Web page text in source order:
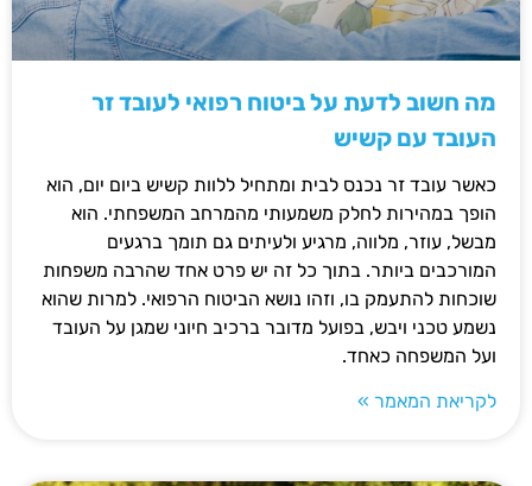
מה חשוב לדעת על ביטוח רפואי לעובד זר
העובד עם קשיש
כאשר עובד זר נכנס לבית ומתחיל ללוות קשיש ביום יום, הוא
הופך במהירות לחלק משמעותי מהמרחב המשפחתי. הוא
מבשל, עוזר, מלווה, מרגיע ולעיתים גם תומך ברגעים
המורכבים ביותר. בתוך כל זה יש פרט אחד שהרבה משפחות
שוכחות להתעמק בו, וזהו נושא הביטוח הרפואי. למרות שהוא
נשמע טכני ויבש, בפועל מדובר ברכיב חיוני שמגן על העובד
ועל המשפחה כאחד.
לקריאת המאמר »